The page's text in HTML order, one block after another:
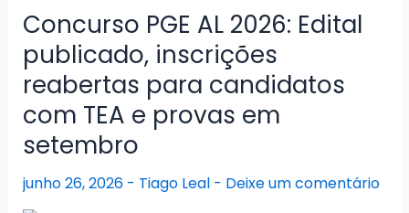
2026:
Edital
publicado
com
provas
novembro
Concurso PGE AL 2026: Edital
publicado, inscrições
reabertas para candidatos
com TEA e provas em
setembro
junho 26, 2026 - Tiago Leal - Deixe um comentário